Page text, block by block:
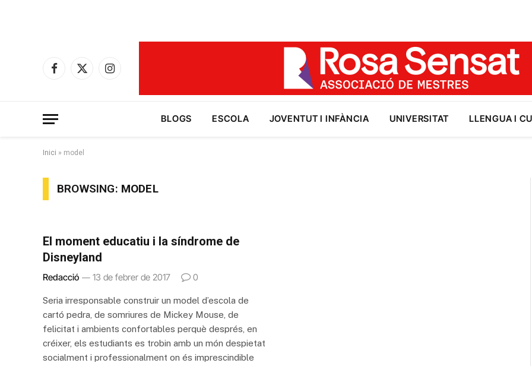
Facebook
X
Instagram
BLOGS ESCOLA JOVENTUT I INFÀNCIA UNIVERSITAT LLENGUA I
Inici » model
BROWSING: MODEL
El moment educatiu i la síndrome de
Disneyland
Redacció 13 de febrer de 2017 0
Seria irresponsable construir un model d’escola de
cartó pedra, de somriures de Mickey Mouse, de
felicitat i ambients confortables perquè després, en
créixer, els estudiants es trobin amb un món despietat
socialment i professionalment on és imprescindible